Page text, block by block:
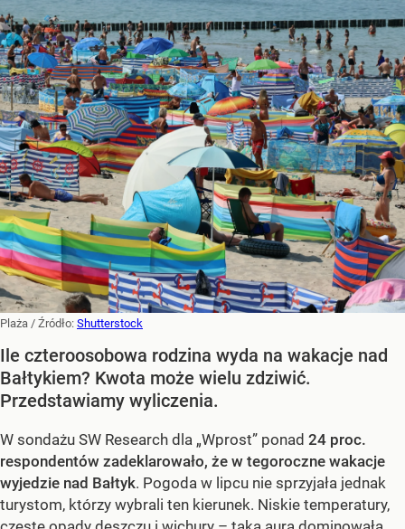
Plaża / Źródło: Shutterstock
Ile czteroosobowa rodzina wyda na wakacje nad
Bałtykiem? Kwota może wielu zdziwić.
Przedstawiamy wyliczenia.
W sondażu SW Research dla „Wprost” ponad 24 proc.
respondentów zadeklarowało, że w tegoroczne wakacje
wyjedzie nad Bałtyk. Pogoda w lipcu nie sprzyjała jednak
turystom, którzy wybrali ten kierunek. Niskie temperatury,